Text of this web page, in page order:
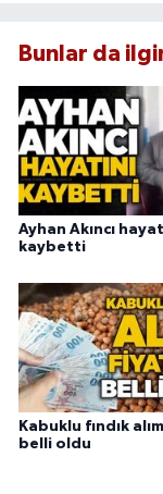
Bunlar da
Ayhan Akıncı
kaybetti
Kabuklu fındık
belli oldu